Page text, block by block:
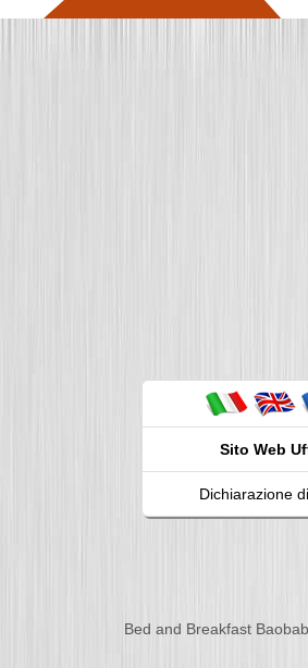
Sito Web
Dichiarazione di
Bed and Breakfast